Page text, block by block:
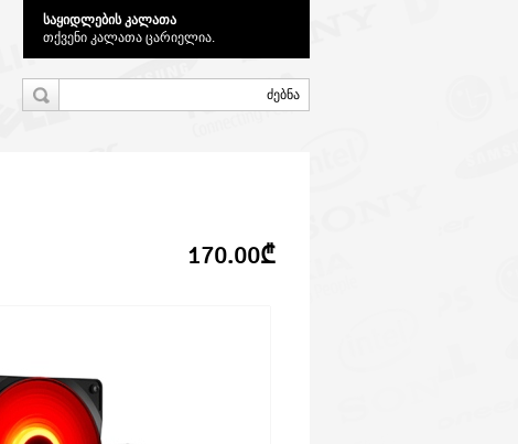
საყიდლების კალათა
თქვენი კალათა ცარიელია.
170.00₾